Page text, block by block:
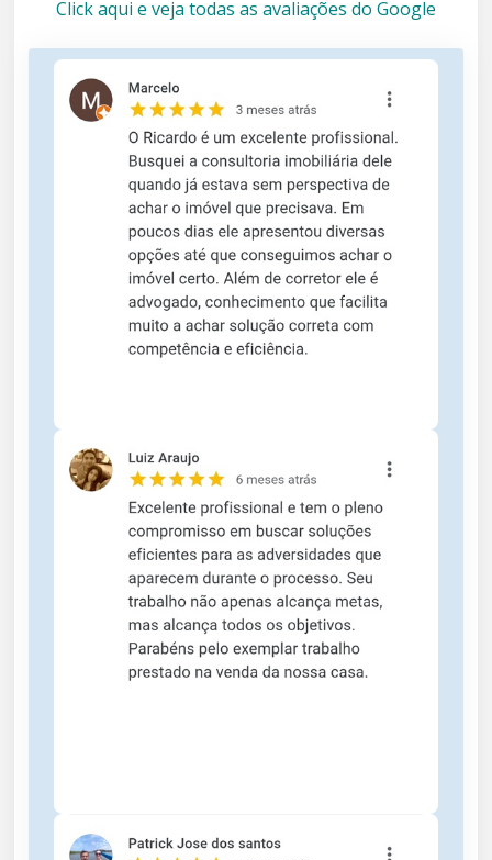
Click aqui e veja todas as avaliações do Google